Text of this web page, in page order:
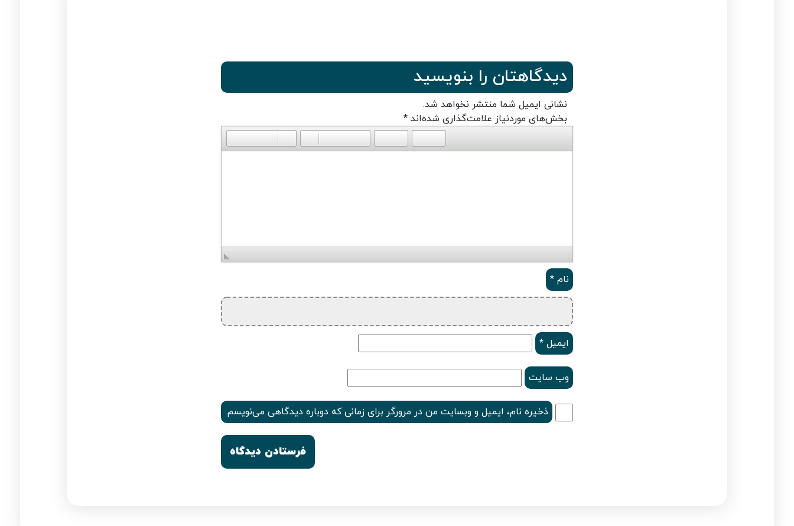
دیدگاهتان را بنویسید
نشانی ایمیل شما منتشر نخواهد شد.
بخش‌های موردنیاز علامت‌گذاری شده‌اند *
نام *
ایمیل *
وب‌ سایت
ذخیره نام، ایمیل و وبسایت من در مرورگر برای زمانی که دوباره دیدگاهی می‌نویسم.